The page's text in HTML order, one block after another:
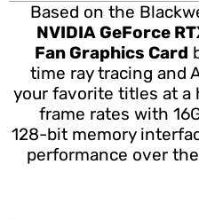
Based on the
NVIDIA GeForce
Fan Graphics Card
time ray tracing and
your favorite titles at a
frame rates with
128-bit memory
performance over